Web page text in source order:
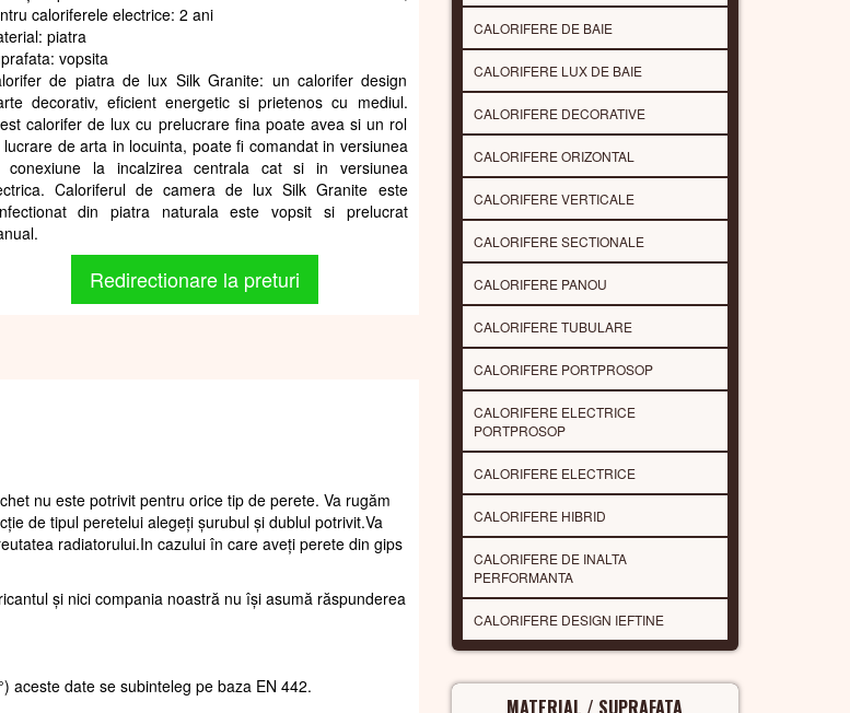
caloriferele electrice: 2 ani
piatra
vopsita
de piatra de lux Silk Granite: un calorifer design
decorativ, eficient energetic si prietenos cu mediul.
calorifer de lux cu prelucrare fina poate avea si un rol
lucrare de arta in locuinta, poate fi comandat in versiunea
conexiune la incalzirea centrala cat si in versiunea
Caloriferul de camera de lux Silk Granite este
din piatra naturala este vopsit si prelucrat
Redirectionare la preturi
nu este potrivit pentru orice tip de perete. Va rugăm
de tipul peretelui alegeți șurubul și dublul potrivit.Va
radiatorului.In cazului în care aveți perete din gips
și nici compania noastră nu își asumă răspunderea
aceste date se subinteleg pe baza EN 442.
CALORIFERE DE BAIE
CALORIFERE LUX DE BAIE
CALORIFERE DECORATIVE
CALORIFERE ORIZONTAL
CALORIFERE VERTICALE
CALORIFERE SECTIONALE
CALORIFERE PANOU
CALORIFERE TUBULARE
CALORIFERE PORTPROSOP
CALORIFERE ELECTRICE
PORTPROSOP
CALORIFERE ELECTRICE
CALORIFERE HIBRID
CALORIFERE DE INALTA
PERFORMANTA
CALORIFERE DESIGN IEFTINE
MATERIAL / SUPRAFATA